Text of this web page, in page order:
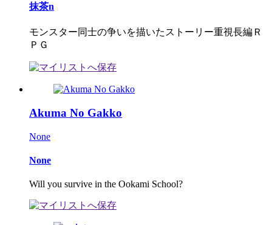
抹茶n
モンスター同士の争いを描いたストーリー重視長編Ｒ
ＰＧ
Akuma No Gakko
None
None
Will you survive in the Ookami School?